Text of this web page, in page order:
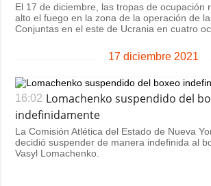
El 17 de diciembre, las tropas de ocupación
alto el fuego en la zona de la operación de
Conjuntas en el este de Ucrania en cuatro
17 diciembre 2021
16:02 Lomachenko suspendido del
indefinidamente
La Comisión Atlética del Estado de Nueva
decidió suspender de manera indefinida al
Vasyl Lomachenko.